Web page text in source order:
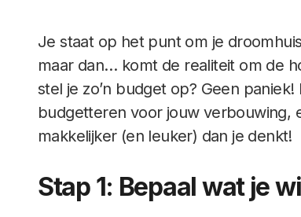
Je staat op het punt om je
maar dan… komt de realiteit om de
stel je zo’n budget op? Geen
budgetteren voor jouw verbouwing,
makkelijker (en leuker) dan je denkt!
Stap 1: Bepaal wat je